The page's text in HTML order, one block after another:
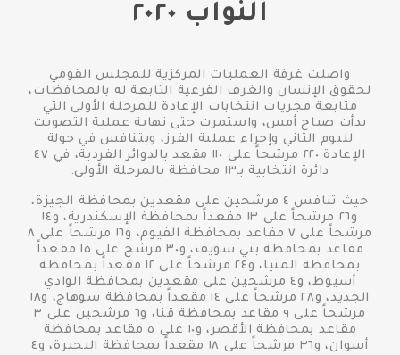
النواب ٢٠٢٠
واصلت غرفة العمليات المركزية للمجلس القومي
لحقوق الإنسان والغرف الفرعية التابعة له بالمحافظات،
متابعة مجريات انتخابات الإعادة للمرحلة الأولى التي
بدأت صباح أمس، واستمرت حتى نهاية عملية التصويت
لليوم الثاني وإجراء عملية الفرز، ويتنافس في جولة
الإعادة ٢٢٠ مرشحاً على ١١٠ مقعد بالدوائر الفردية، في ٤٧
دائرة انتخابية بـ١٣ محافظة بالمرحلة الأولى.
حيث تنافس ٤ مرشحين على مقعدين بمحافظة الجيزة،
و٢٦ مرشحاً على ١٣ مقعداً بمحافظة الإسكندرية، و١٤
مرشحاً على ٧ مقاعد بمحافظة الفيوم، و١٦ مرشحاً على ٨
مقاعد بمحافظة بني سويف، و٣٠ مرشح على ١٥ مقعداً
بمحافظة المنيا، و٢٤ مرشحاً على ١٢ مقعداً بمحافظة
أسيوط، و٤ مرشحين على مقعدين بمحافظة الوادي
الجديد، و٢٨ مرشحاً على ١٤ مقعداً بمحافظة سوهاج، و١٨
مرشحاً على ٩ مقاعد بمحافظة قنا، و٦ مرشحين على ٣
مقاعد بمحافظة الأقصر، و١٠ على ٥ مقاعد بمحافظة
أسوان، و٣٦ مرشحاً على ١٨ مقعداً بمحافظة البحيرة، و٤